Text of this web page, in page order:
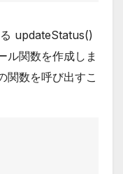
updateStatus()
ル関数を作成しま
関数を呼び出すこ